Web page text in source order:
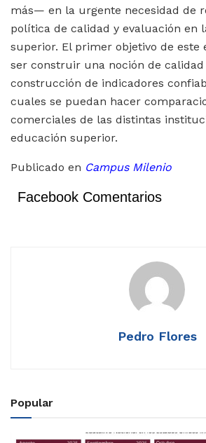
más— en la urgente necesidad de
política de calidad y evaluación en
superior. El primer objetivo de este
ser construir una noción de
construcción de indicadores
cuales se puedan hacer
comerciales de las distintas
educación superior.
Publicado en Campus Milenio
Facebook Comentarios
Pedro Flores
Popular